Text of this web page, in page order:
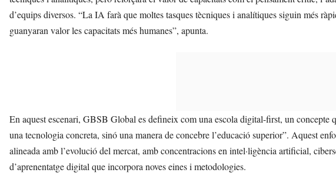
d’equips diversos. “La IA farà que moltes tasques tècniques i analítiques siguin més
guanyaran valor les capacitats més humanes”, apunta.
En aquest escenari, GBSB Global es defineix com una escola digital-first, un concepte
una tecnologia concreta, sinó una manera de concebre l’educació superior”. Aquest
alineada amb l’evolució del mercat, amb concentracions en intel·ligència artificial,
d’aprenentatge digital que incorpora noves eines i metodologies.